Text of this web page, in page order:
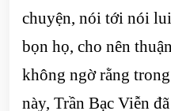
chuyện, nói tới nói
bọn họ, cho nên
không ngờ rằng
này, Trần Bạc Viễn